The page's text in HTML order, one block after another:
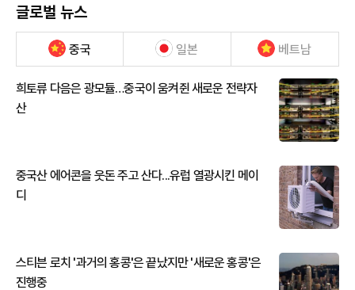
글로벌 뉴스
중국 일본 베트남
희토류 다음은 광모듈…중국이 움켜쥔 새로운 전략자
산
중국산 에어콘을 웃돈 주고 산다...유럽 열광시킨 메이
디
스티븐 로치 '과거의 홍콩'은 끝났지만 '새로운 홍콩'은
진행중